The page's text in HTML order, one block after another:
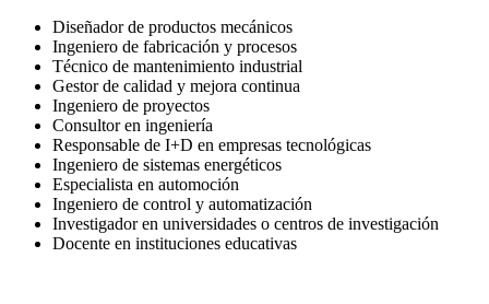
Diseñador de productos mecánicos
Ingeniero de fabricación y procesos
Técnico de mantenimiento industrial
Gestor de calidad y mejora continua
Ingeniero de proyectos
Consultor en ingeniería
Responsable de I+D en empresas tecnológicas
Ingeniero de sistemas energéticos
Especialista en automoción
Ingeniero de control y automatización
Investigador en universidades o centros de investigación
Docente en instituciones educativas